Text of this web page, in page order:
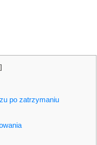
]
po zatrzymaniu